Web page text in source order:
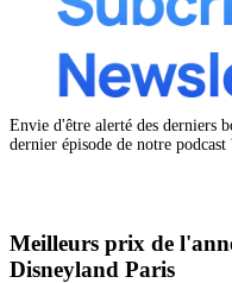
Envie d'être alerté des derniers
dernier épisode de notre podcast
Meilleurs prix de
Disneyland Paris